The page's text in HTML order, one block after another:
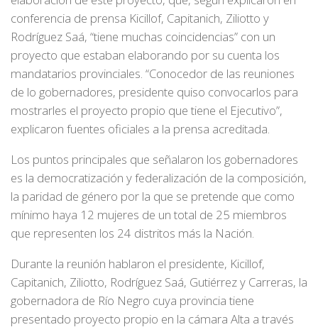
conferencia de prensa Kicillof, Capitanich, Ziliotto y
Rodríguez Saá, “tiene muchas coincidencias” con un
proyecto que estaban elaborando por su cuenta los
mandatarios provinciales. “Conocedor de las reuniones
de lo gobernadores, presidente quiso convocarlos para
mostrarles el proyecto propio que tiene el Ejecutivo”,
explicaron fuentes oficiales a la prensa acreditada.
Los puntos principales que señalaron los gobernadores
es la democratización y federalización de la composición,
la paridad de género por la que se pretende que como
mínimo haya 12 mujeres de un total de 25 miembros
que representen los 24 distritos más la Nación.
Durante la reunión hablaron el presidente, Kicillof,
Capitanich, Ziliotto, Rodríguez Saá, Gutiérrez y Carreras, la
gobernadora de Río Negro cuya provincia tiene
presentado proyecto propio en la cámara Alta a través